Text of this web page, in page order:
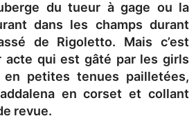
du tueur à gage ou la
dans les champs durant
de Rigoletto. Mais c’est
acte qui est gâté par les girls
petites tenues pailletées,
en corset et collant
revue.